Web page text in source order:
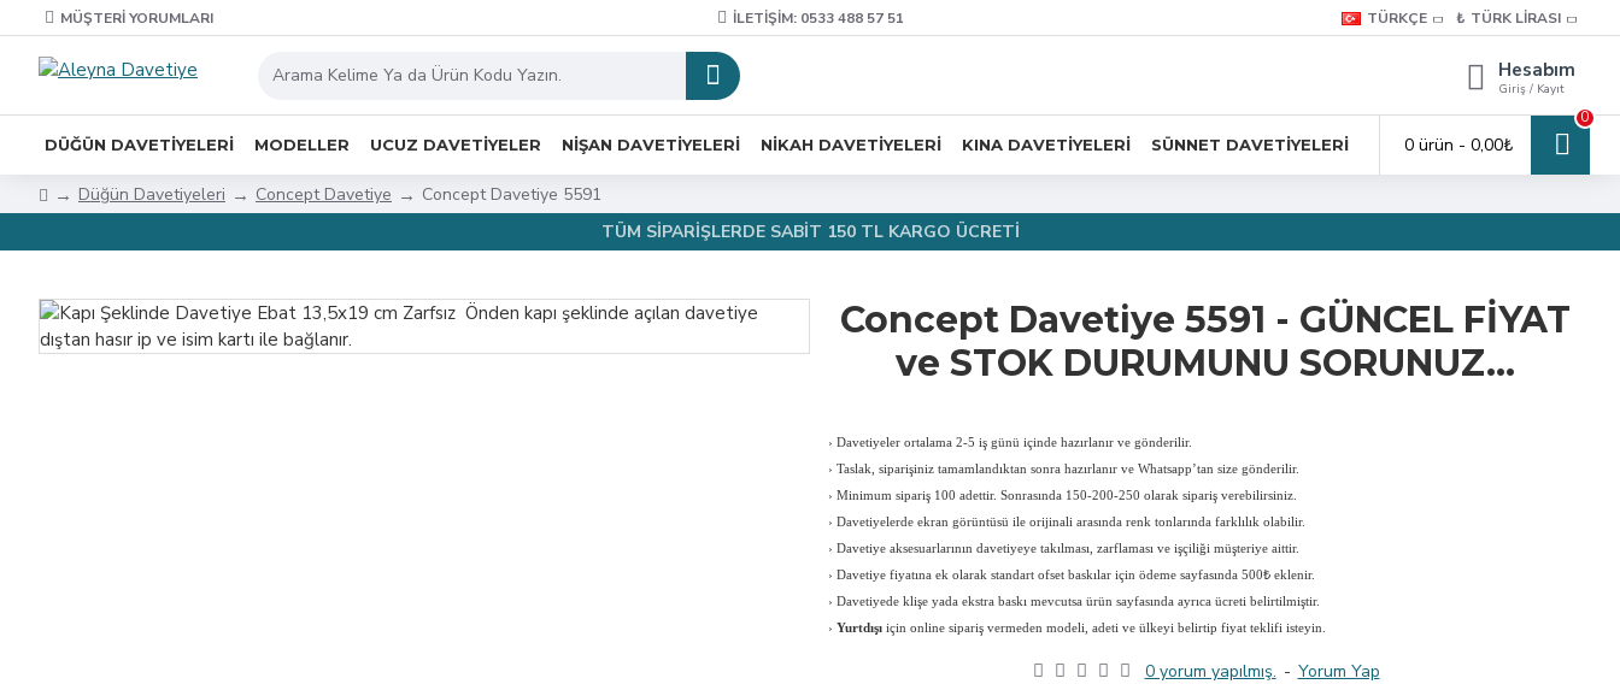
MÜŞTERI YORUMLARI İLETIŞIM: 0533 488 57 51 TÜRKÇE ₺ TÜRK LIRASI
Hesabım
Giriş / Kayıt
DÜĞÜN DAVETIYELERI MODELLER UCUZ DAVETIYELER NIŞAN DAVETIYELERI NIKAH DAVETIYELERI KINA DAVETIYELERI SÜNNET DAVETIYELERI 0 ürün - 0,00₺
0
Düğün Davetiyeleri Concept Davetiye
Concept Davetiye 5591
TÜM SİPARİŞLERDE SABİT 150 TL KARGO ÜCRETİ
Concept Davetiye 5591 - GÜNCEL FİYAT
ve STOK DURUMUNU SORUNUZ...
› Davetiyeler ortalama 2-5 iş günü içinde hazırlanır ve gönderilir.
› Taslak, siparişiniz tamamlandıktan sonra hazırlanır ve Whatsapp’tan size gönderilir.
› Minimum sipariş 100 adettir. Sonrasında 150-200-250 olarak sipariş verebilirsiniz.
› Davetiyelerde ekran görüntüsü ile orijinali arasında renk tonlarında farklılık olabilir.
› Davetiye aksesuarlarının davetiyeye takılması, zarflaması ve işçiliği müşteriye aittir.
› Davetiye fiyatına ek olarak standart ofset baskılar için ödeme sayfasında 500₺ eklenir.
› Davetiyede klişe yada ekstra baskı mevcutsa ürün sayfasında ayrıca ücreti belirtilmiştir.
› Yurtdışı için online sipariş vermeden modeli, adeti ve ülkeyi belirtip fiyat teklifi isteyin.
0 yorum yapılmış. - Yorum Yap